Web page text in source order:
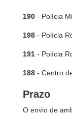
190 - Polícia
198 - Polícia
191 - Polícia
188 - Centro
Prazo
O envio de